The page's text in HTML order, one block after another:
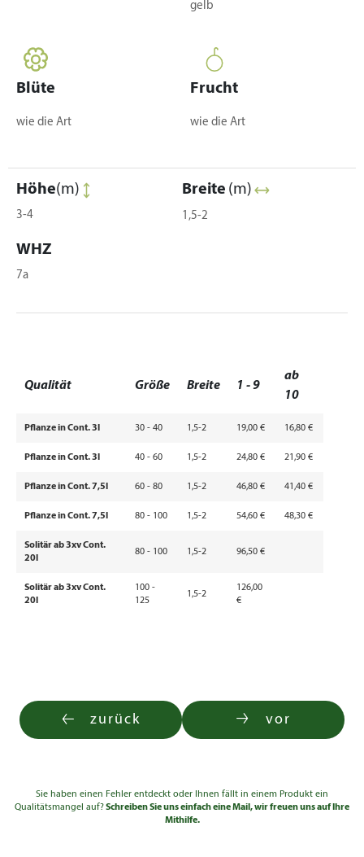
gelb
Blüte
wie die Art
Frucht
wie die Art
Höhe(m)
3-4
Breite (m)
1,5-2
WHZ
7a
Qualität Größe Breite 1 - 9
ab
10
Pflanze in Cont. 3l 30 - 40 1,5-2 19,00 € 16,80 €
Pflanze in Cont. 3l 40 - 60 1,5-2 24,80 € 21,90 €
Pflanze in Cont. 7,5l 60 - 80 1,5-2 46,80 € 41,40 €
Pflanze in Cont. 7,5l 80 - 100 1,5-2 54,60 € 48,30 €
Solitär ab 3xv Cont.
20l
80 - 100 1,5-2 96,50 €
Solitär ab 3xv Cont.
20l
100 -
125
1,5-2
126,00
€
zurück vor
Sie haben einen Fehler entdeckt oder Ihnen fällt in einem Produkt ein
Qualitätsmangel auf?Schreiben Sie uns einfach eine Mail, wir freuen uns auf Ihre
Mithilfe.